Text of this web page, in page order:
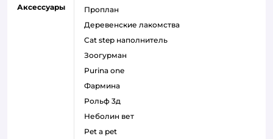
Аксессуары
проплан
деревенские лакомства
cat step наполнитель
зоогурман
purina one
фармина
рольф 3д
неболин вет
pet a pet